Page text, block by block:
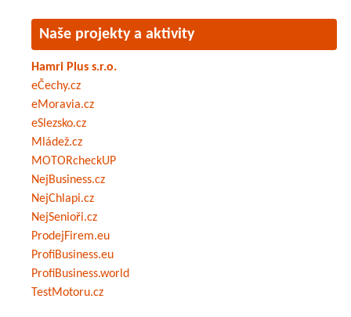
Naše projekty a aktivity
Hamri Plus s.r.o.
eČechy.cz
eMoravia.cz
eSlezsko.cz
Mládež.cz
MOTORcheckUP
NejBusiness.cz
NejChlapi.cz
NejSenioři.cz
ProdejFirem.eu
ProfiBusiness.eu
ProfiBusiness.world
TestMotoru.cz